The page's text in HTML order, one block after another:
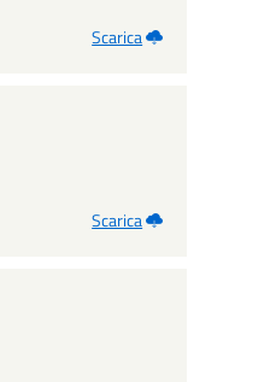
Scarica
Scarica